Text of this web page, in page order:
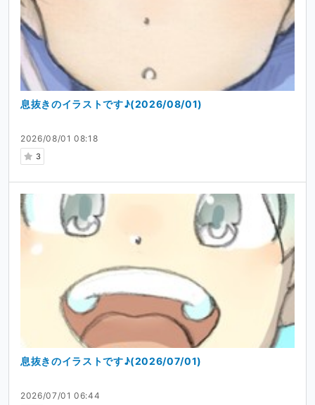
2026/08/01 08:18
3
息抜きのイラストです♪(2026/08/01)
2026/07/01 06:44
息抜きのイラストです♪(2026/07/01)